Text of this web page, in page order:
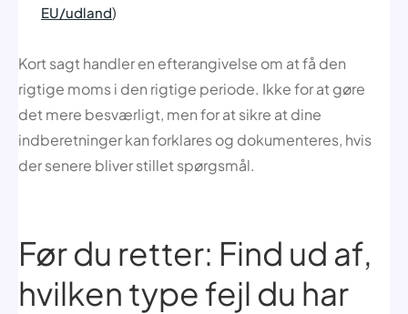
EU/udland)
Kort sagt handler en efterangivelse om at få den
rigtige moms i den rigtige periode. Ikke for at gøre
det mere besværligt, men for at sikre at dine
indberetninger kan forklares og dokumenteres, hvis
der senere bliver stillet spørgsmål.
Før du retter: Find ud af,
hvilken type fejl du har